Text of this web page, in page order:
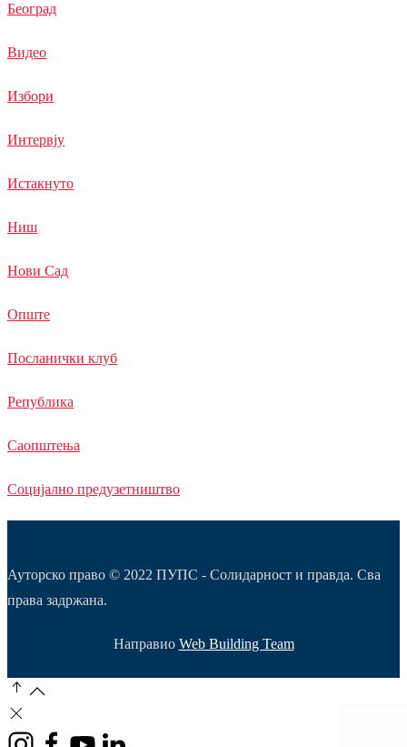
Београд
Видео
Избори
Интервју
Истакнуто
Ниш
Нови Сад
Опште
Посланички клуб
Република
Саопштења
Социјално предузетништво
Ауторско право © 2022 ПУПС - Солидарност и правда. Сва
права задржана.
Направио Web Building Team